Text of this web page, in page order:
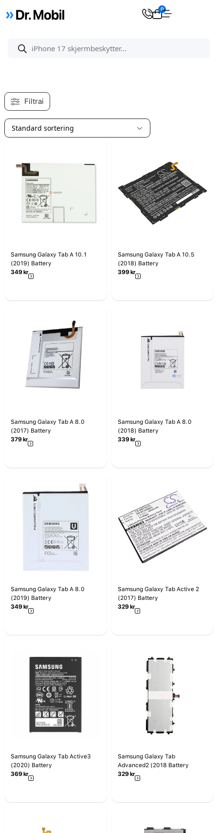
0
Filtrai
Samsung Galaxy Tab A 10.1
(2019) Battery
349kr
Samsung Galaxy Tab A 10.5
(2018) Battery
399kr
Samsung Galaxy Tab A 8.0
(2017) Battery
379kr
Samsung Galaxy Tab A 8.0
(2018) Battery
339kr
Samsung Galaxy Tab A 8.0
(2019) Battery
349kr
Samsung Galaxy Tab Active 2
(2017) Battery
329kr
Samsung Galaxy Tab Active3
(2020) Battery
369kr
Samsung Galaxy Tab
Advanced2 (2018 Battery
329kr